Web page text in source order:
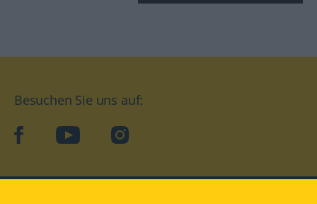
Besuchen Sie uns auf:
facebookYouTube Instagram